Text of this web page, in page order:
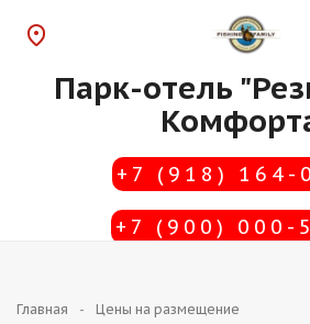
Парк-отель
+7 (918) 164-
+7 (900) 000-
Главная Цены на размещение